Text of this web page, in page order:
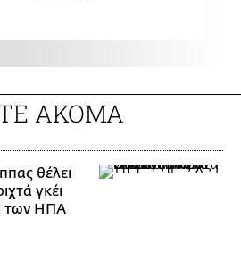
ΑΚΟΜΑ
θέλει
γκέι
των ΗΠΑ